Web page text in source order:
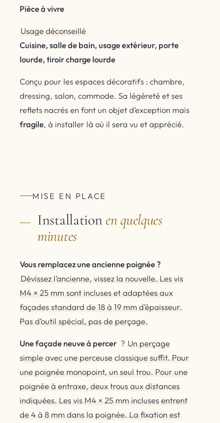
Pièce à vivre
Usage déconseillé
Cuisine, salle de bain, usage extérieur, porte
lourde, tiroir charge lourde
Conçu pour les espaces décoratifs : chambre,
dressing, salon, commode. Sa légèreté et ses
reflets nacrés en font un objet d’exception mais
fragile, à installer là où il sera vu et apprécié.
MISE EN PLACE
Installationen quelques
minutes
Vous remplacez une ancienne poignée ?
Dévissez l’ancienne, vissez la nouvelle. Les vis
M4 × 25 mm sont incluses et adaptées aux
façades standard de 18 à 19 mm d’épaisseur.
Pas d’outil spécial, pas de perçage.
Une façade neuve à percer ? Un perçage
simple avec une perceuse classique suffit. Pour
une poignée monopoint, un seul trou. Pour une
poignée à entraxe, deux trous aux distances
indiquées. Les vis M4 × 25 mm incluses entrent
de 4 à 8 mm dans la poignée. La fixation est